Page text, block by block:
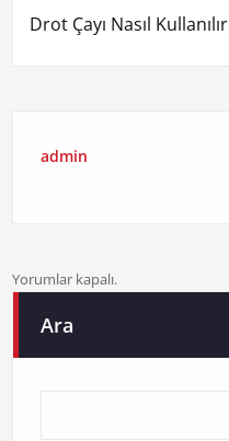
Drot Çayı Nasıl Kullanılır
admin
Yorumlar kapalı.
Ara